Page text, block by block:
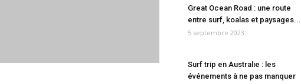
Great Ocean Road : une route
entre surf, koalas et paysages...
5 septembre 2023
Surf trip en Australie : les
événements à ne pas manquer